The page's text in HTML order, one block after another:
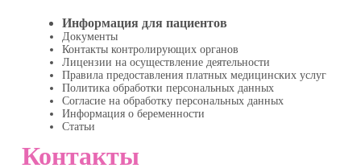
Информация для пациентов
Документы
Контакты контролирующих органов
Лицензии на осуществление деятельности
Правила предоставления платных медицинских услуг
Политика обработки персональных данных
Согласие на обработку персональных данных
Информация о беременности
Статьи
Контакты